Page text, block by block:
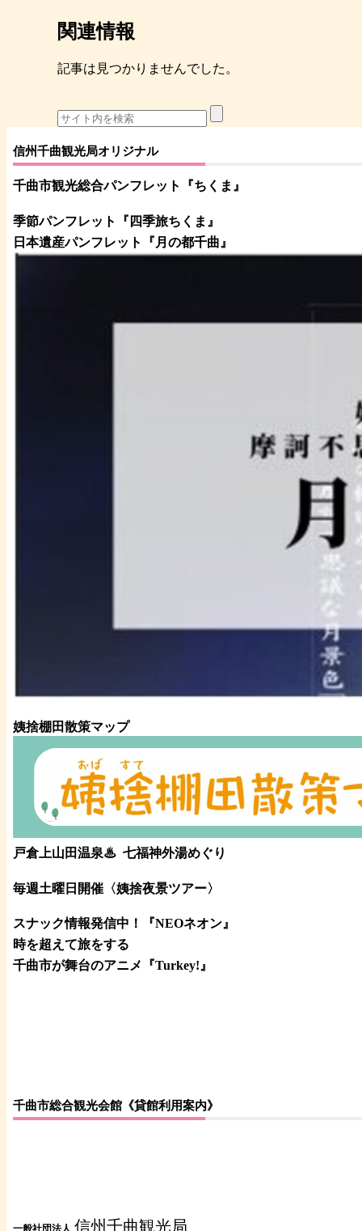
関連情報
記事は見つかりませんでした。
信州千曲観光局オリジナル
千曲市観光総合パンフレット 『ちくま 』
季節パンフレット『四季旅ちくま』
日本遺産パンフレット
『月の都千曲 』
姨捨棚田散策マップ
戸倉上山田温泉♨ 七福神外湯めぐり
毎週土曜日開催〈姨捨夜景ツアー〉
スナック情報発信中！『NEOネオン』
時を超えて旅をする
千曲市が舞台のアニメ『Turkey!』
千曲市総合観光会館《貸館利用案内》
一般社団法人 信州千曲観光局